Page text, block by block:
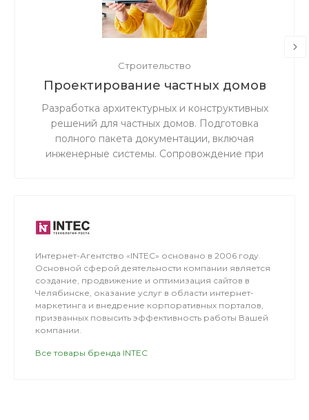
Строительство
Проектирование частных домов
Разработка архитектурных и конструктивных
решений для частных домов. Подготовка
полного пакета документации, включая
инженерные системы. Сопровождение при
Интернет-Агентство «INTEC» основано в 2006 году.
Основной сферой деятельности компании является
создание, продвижение и оптимизация сайтов в
Челябинске, оказание услуг в области интернет-
маркетинга и внедрение корпоративных порталов,
призванных повысить эффективность работы Вашей
компании.
Все товары бренда INTEC